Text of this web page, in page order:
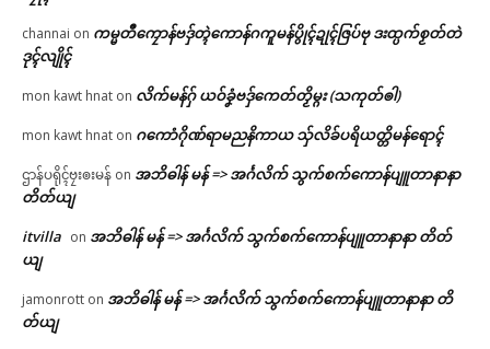
channai on ကမ္မတဳကၠောန်ဗဒှ်တ္ၚဲကောန်ဂကူမန်ပွိုၚ်ဍုၚ်ဇြပ်ဗု ဒးထ္ပက်စၟတ်တဲ
ဒုၚ်လျိုၚ်
mon kawt hnat on လိက်မန်ဂှ် ယဝ်ခၞံဗဒှ်ကေတ်တၟိမ္ဂး (သကုတ်ၜါ)
mon kawt hnat on ဂကောံဂိုဏ်ရာမညနိကာယ သှ်လိခ်ပရိယတ္တိမန်ရောၚ်
ဌာန်ပရိုၚ်ဗၠးၜးမန် on အဘိဓါန် မန် => အၚ်္ဂလိက် သွက်စက်ကောန်ပျူတာနာနာ
တိတ်ယျ
itvilla on အဘိဓါန် မန် => အၚ်္ဂလိက် သွက်စက်ကောန်ပျူတာနာနာ တိတ်
ယျ
jamonrott on အဘိဓါန် မန် => အၚ်္ဂလိက် သွက်စက်ကောန်ပျူတာနာနာ တိ
တ်ယျ